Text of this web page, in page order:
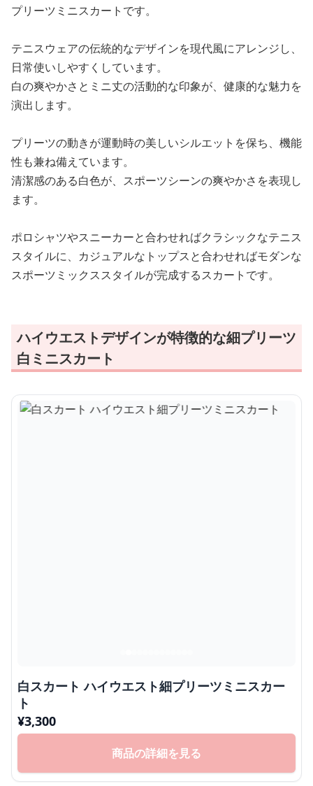
プリーツミニスカートです。
テニスウェアの伝統的なデザインを現代風にアレンジし、
日常使いしやすくしています。
白の爽やかさとミニ丈の活動的な印象が、健康的な魅力を
演出します。
プリーツの動きが運動時の美しいシルエットを保ち、機能
性も兼ね備えています。
清潔感のある白色が、スポーツシーンの爽やかさを表現し
ます。
ポロシャツやスニーカーと合わせればクラシックなテニス
スタイルに、カジュアルなトップスと合わせればモダンな
スポーツミックススタイルが完成するスカートです。
ハイウエストデザインが特徴的な細プリーツ
白ミニスカート
白スカート ハイウエスト細プリーツミニスカー
ト
¥3,300
商品の詳細を見る